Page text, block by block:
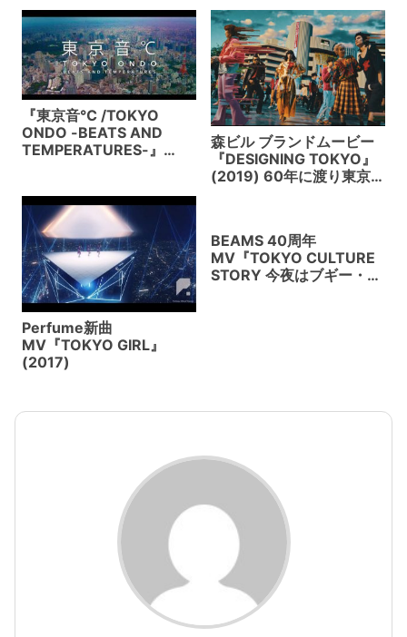
『東京音℃ /TOKYO
ONDO -BEATS AND
TEMPERATURES-』
グ
森ビル ブランドムービー
『DESIGNING TOKYO』
(2019) 60年に渡り東京
Perfume新曲
MV『TOKYO GIRL』
(2017)
BEAMS 40周年
MV『TOKYO CULTURE
STORY 今夜はブギー・バ